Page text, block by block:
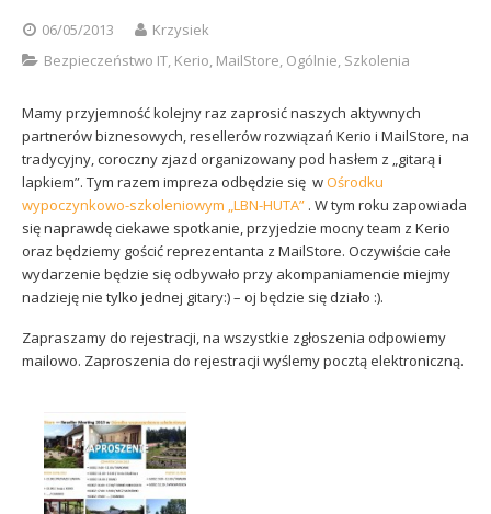
Kerio
Serwery pocztowe
Sophos
Szkolenia
Kontakt
Polityka prywatności
06/05/2013
Krzysiek
Bezpieczeństwo IT, Kerio, MailStore, Ogólnie, Szkolenia
Mamy przyjemność kolejny raz zaprosić naszych aktywnych
partnerów biznesowych, resellerów rozwiązań Kerio i MailStore, na
tradycyjny, coroczny zjazd organizowany pod hasłem z „gitarą i
lapkiem”. Tym razem impreza odbędzie się wOśrodku
wypoczynkowo-szkoleniowym „LBN-HUTA” . W tym roku zapowiada
się naprawdę ciekawe spotkanie, przyjedzie mocny team z Kerio
oraz będziemy gościć reprezentanta z MailStore. Oczywiście całe
wydarzenie będzie się odbywało przy akompaniamencie miejmy
nadzieję nie tylko jednej gitary:) – oj będzie się działo :).
Zapraszamy do rejestracji, na wszystkie zgłoszenia odpowiemy
mailowo. Zaproszenia do rejestracji wyślemy pocztą elektroniczną.